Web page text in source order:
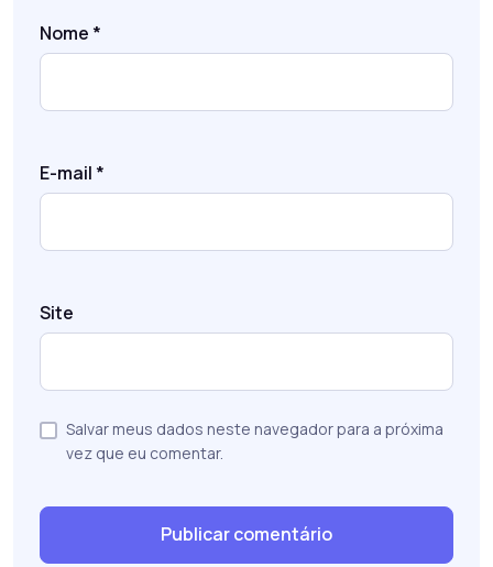
Nome *
E-mail *
Site
Salvar meus dados neste navegador para a próxima
vez que eu comentar.